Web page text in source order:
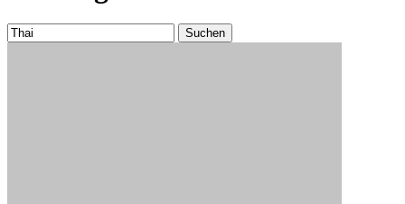
Suchen
nach: